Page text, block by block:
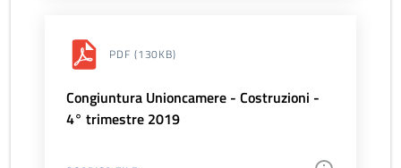
PDF (130KB)
Congiuntura Unioncamere - Costruzioni -
4° trimestre 2019